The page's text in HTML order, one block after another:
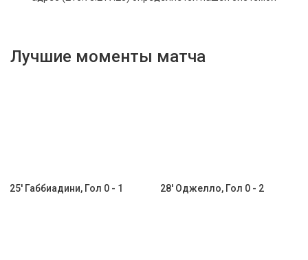
Лучшие моменты матча
25' Габбиадини, Гол 0 - 1 28' Оджелло, Гол 0 - 2